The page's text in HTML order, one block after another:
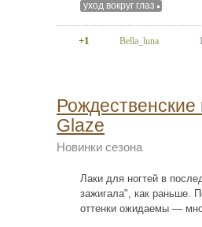
уход вокруг глаз
+1 Bella_luna
Glaze
Новинки сезона
Лаки для ногтей в
зажигала", как раньше.
оттенки ожидаемы —